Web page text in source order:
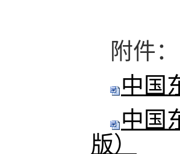
附件：
中国
中国
版）